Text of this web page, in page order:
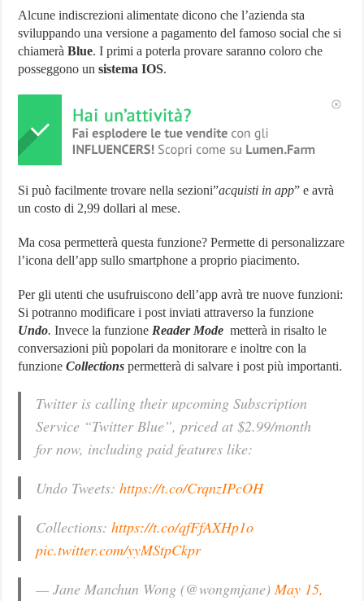
Alcune indiscrezioni alimentate dicono che l’azienda sta
sviluppando una versione a pagamento del famoso social che si
chiameràBlue. I primi a poterla provare saranno coloro che
posseggono unsistema IOS.
Si può facilmente trovare nella sezioni”acquisti in app” e avrà
un costo di 2,99 dollari al mese.
Ma cosa permetterà questa funzione? Permette di personalizzare
l’icona dell’app sullo smartphone a proprio piacimento.
Per gli utenti che usufruiscono dell’app avrà tre nuove funzioni:
Si potranno modificare i post inviati attraverso la funzione
Undo.Invece la funzione Reader Mode metterà in risalto le
conversazioni più popolari da monitorare e inoltre con la
funzione Collections permetterà di salvare i post più importanti.
Twitter is calling their upcoming Subscription
Service “Twitter Blue”, priced at $2.99/month
for now, including paid features like:
Undo Tweets:https://t.co/CrqnzIPcOH
Collections:https://t.co/qfFfAXHp1o
pic.twitter.com/yyMStpCkpr
— Jane Manchun Wong (@wongmjane)May 15,